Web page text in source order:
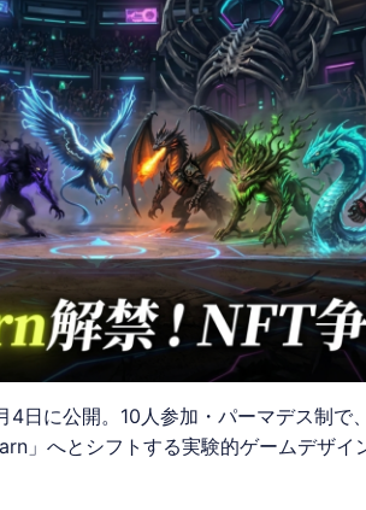
日に公開。10人参加・パーマデス制で
」へとシフトする実験的ゲームデザイ